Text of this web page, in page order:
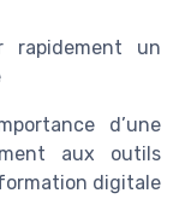
rapidement un
d’une
aux outils
digitale